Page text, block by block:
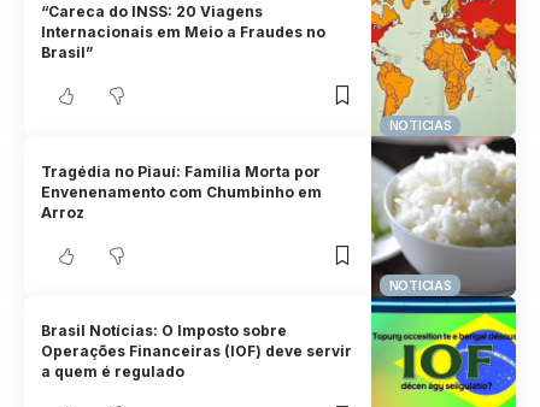
NOTICIAS
“Careca do INSS: 20 Viagens
Internacionais em Meio a Fraudes no
Brasil”
NOTICIAS
Tragédia no Piauí: Família Morta por
Envenenamento com Chumbinho em
Arroz
Brasil Notícias: O Imposto sobre
Operações Financeiras (IOF) deve servir
a quem é regulado